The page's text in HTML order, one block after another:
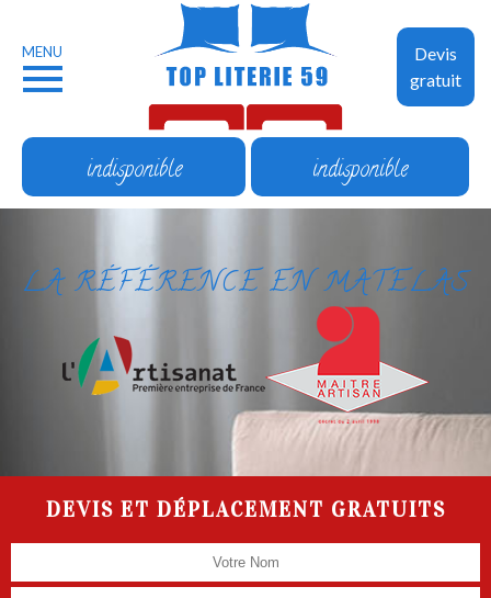
Devis
gratuit
MENU
indisponible indisponible
LA RÉFÉRENCE EN MATELAS
DEVIS ET DÉPLACEMENT GRATUITS